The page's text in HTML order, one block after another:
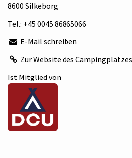
8600 Silkeborg
Tel.: +45 0045 86865066
E-Mail schreiben
Zur Website des Campingplatzes
Ist Mitglied von